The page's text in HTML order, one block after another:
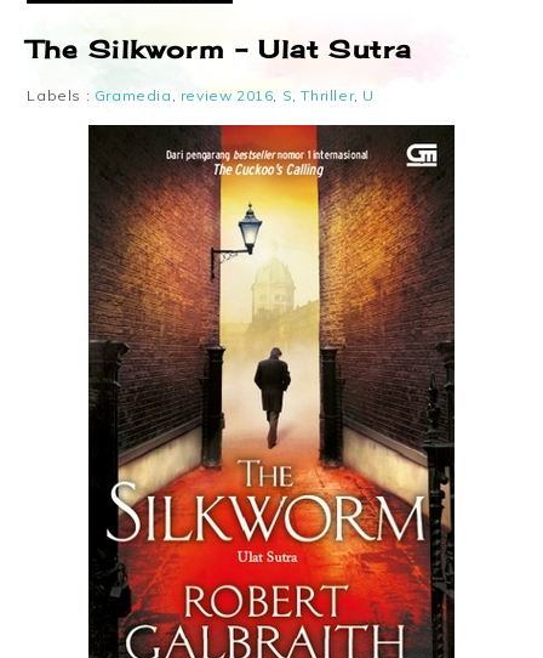
The Silkworm – Ulat Sutra
Labels : Gramedia review 2016 S ,Thriller, U